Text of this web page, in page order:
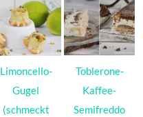
Limoncello-
Gugel
(schmeckt
Toblerone-
Kaffee-
Semifreddo